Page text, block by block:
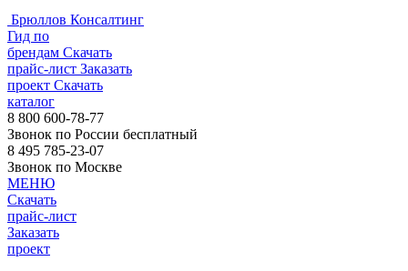
Брюллов Консалтинг
Гид по
брендам Скачать
прайс-лист Заказать
проект Скачать
каталог
8 800 600-78-77
Звонок по России бесплатный
8 495 785-23-07
Звонок по Москве
МЕНЮ
Скачать
прайс-лист
Заказать
проект